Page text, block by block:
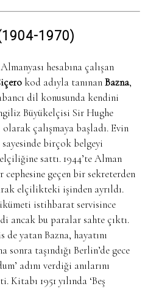
1970)
hesabına çalışan
kod adıyla tanınanBazna,
dil konusunda kendini
Büyükelçisi Sir Hughe
çalışmaya başladı. Evin
birçok belgeyi
sattı. 1944’te Alman
geçen bir sekreterden
elçilikteki işinden ayrıldı.
istihbarat servisince
ancak bu paralar sahte çıktı.
yatan Bazna, hayatını
taşındığı Berlin’de gece
adını verdiği anılarını
1951 yılında ‘Beş